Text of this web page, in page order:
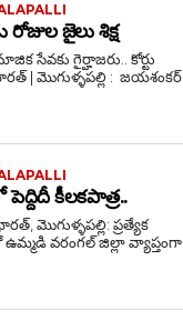
జైలు శిక్ష
గైర్హాజరు.. కోర్టు
కీలకపాత్ర..
వరంగల్ జిల్లా వ్యాప్తంగా